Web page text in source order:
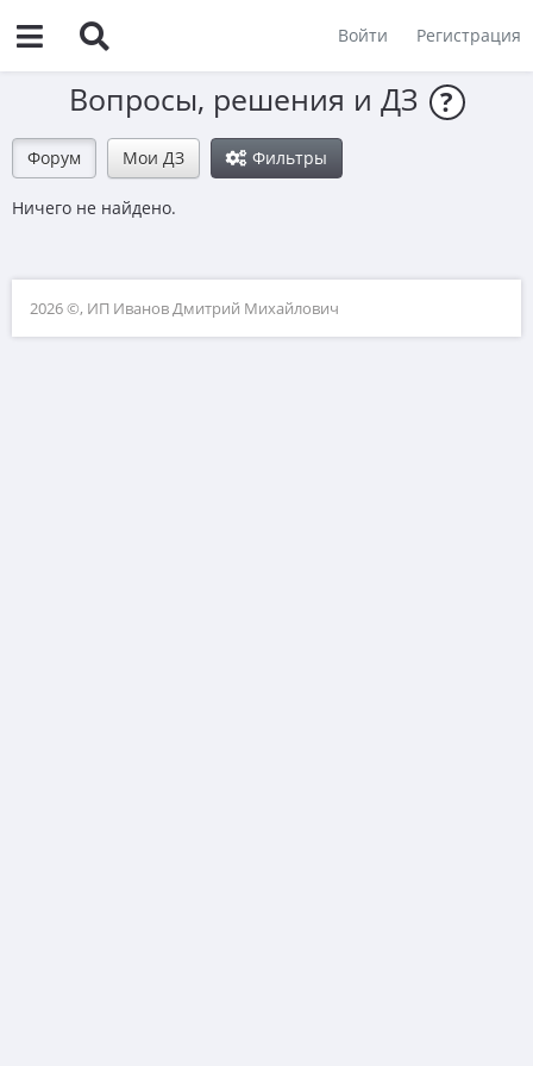
Войти Регистрация
Вопросы, решения и ДЗ ?
Форум Мои ДЗ Фильтры
Ничего не найдено.
2026 ©, ИП Иванов Дмитрий Михайлович